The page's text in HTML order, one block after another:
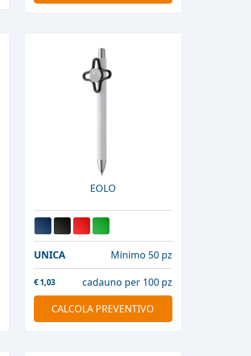
EOLO
UNICA Minimo 50 pz
€ 1,03
cadauno per 100 pz
CALCOLA PREVENTIVO